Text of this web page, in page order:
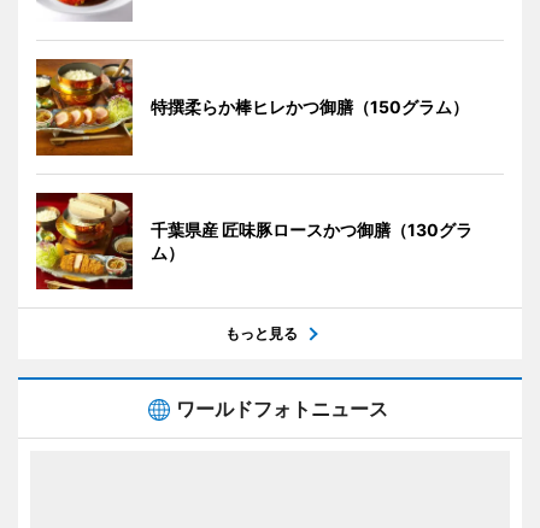
特撰柔らか棒ヒレかつ御膳（150グラム）
千葉県産 匠味豚ロースかつ御膳（130グラ
ム）
もっと見る
ワールドフォトニュース